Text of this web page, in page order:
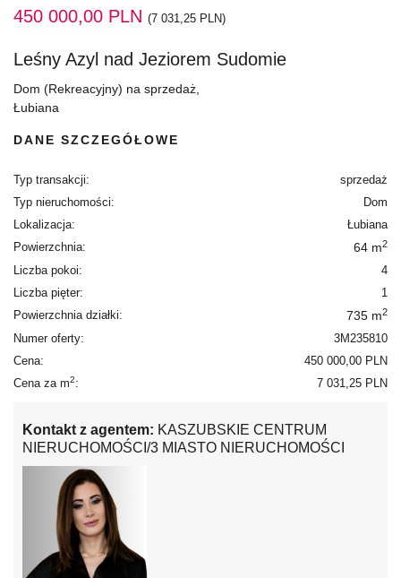
450 000,00 PLN (7 031,25 PLN)
Leśny Azyl nad Jeziorem Sudomie
Dom (Rekreacyjny) na sprzedaż,
Łubiana
DANE SZCZEGÓŁOWE
Typ transakcji:
sprzedaż
Typ nieruchomości:
Dom
Lokalizacja:
Łubiana
Powierzchnia:
64 m2
Liczba pokoi:
4
Liczba pięter:
1
Powierzchnia działki:
735 m2
Numer oferty:
3M235810
Cena:
450 000,00 PLN
Cena za m2: 7 031,25 PLN
Kontakt z agentem: KASZUBSKIE CENTRUM
NIERUCHOMOŚCI/3 MIASTO NIERUCHOMOŚCI